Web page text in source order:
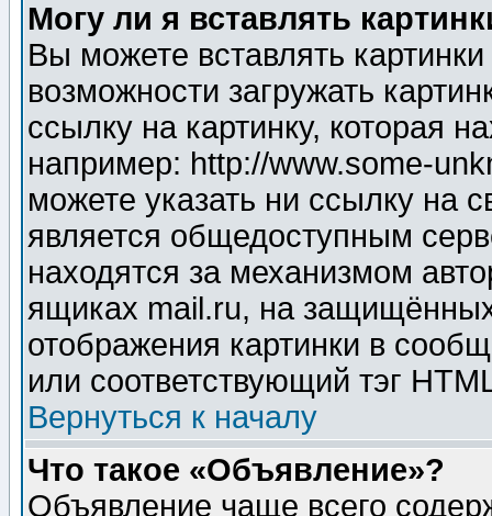
Могу ли я вставлять
Вы можете вставлять
возможности загружать
ссылку на картинку, которая
например: http://www.some-
можете указать ни ссылку на
является общедоступным
находятся за механизмом
ящиках mail.ru, на
отображения картинки в
или соответствующий тэг
Вернуться к началу
Что такое «Объявление»?
Объявление чаще всего